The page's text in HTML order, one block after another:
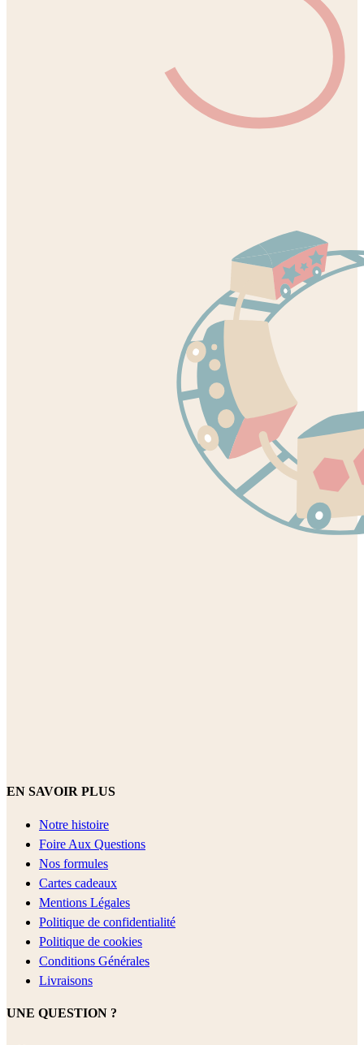
EN SAVOIR PLUS
Notre histoire
Foire Aux Questions
Nos formules
Cartes cadeaux
Mentions Légales
Politique de confidentialité
Politique de cookies
Conditions Générales
Livraisons
UNE QUESTION ?